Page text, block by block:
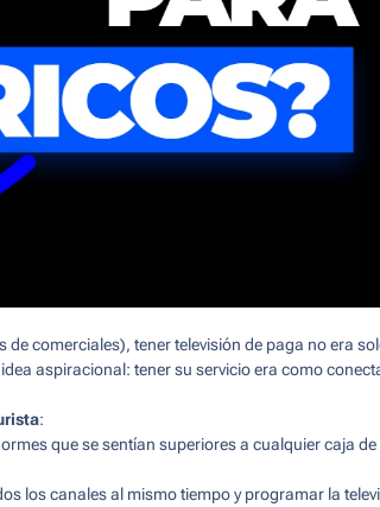
comerciales), tener televisión de paga no era
aspiracional: tener su servicio era como
:
que se sentían superiores a cualquier caja de
los canales al mismo tiempo y programar la